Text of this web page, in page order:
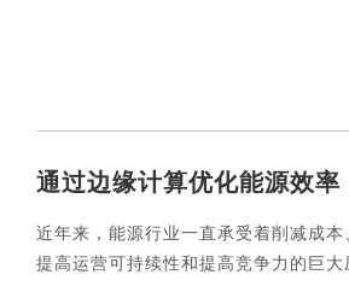
通过边缘计算优化能源效率
近年来，能源行业一直承受着削减成本
提高运营可持续性和提高竞争力的巨大